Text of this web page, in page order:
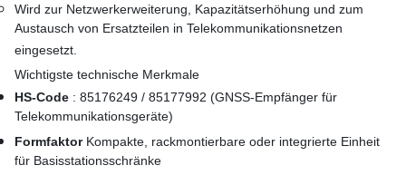
Wird zur Netzwerkerweiterung, Kapazitätserhöhung und zum
Austausch von Ersatzteilen in Telekommunikationsnetzen
eingesetzt.
Wichtigste technische Merkmale
HS-Code : 85176249 / 85177992 (GNSS-Empfänger für
Telekommunikationsgeräte)
Formfaktor Kompakte, rackmontierbare oder integrierte Einheit
für Basisstationsschränke